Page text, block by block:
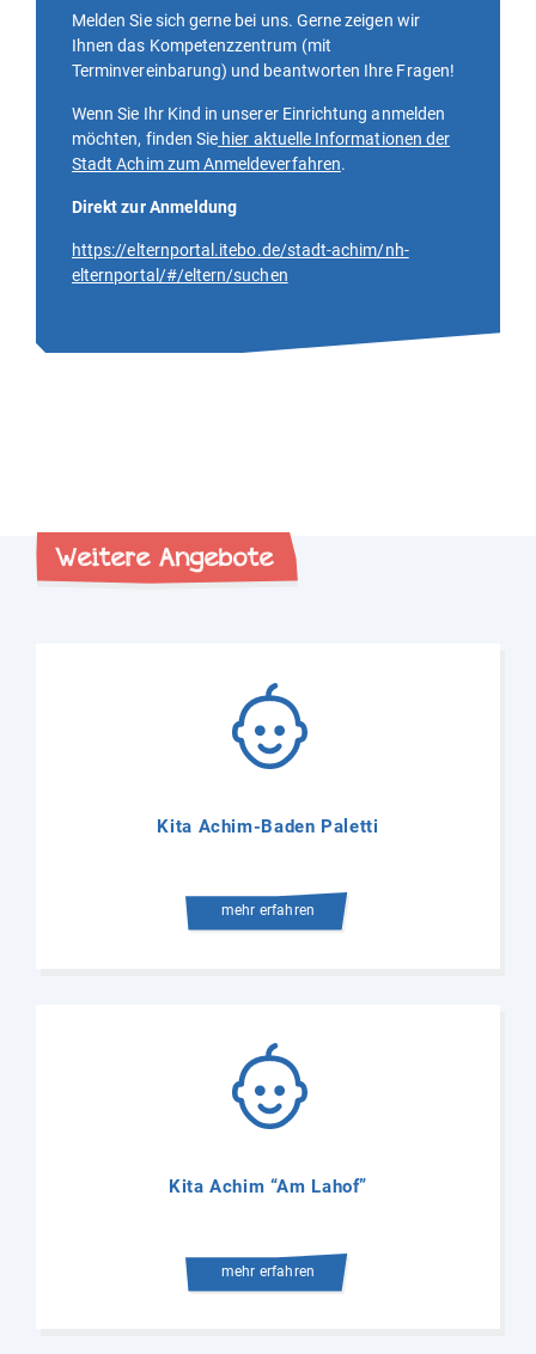
Melden Sie sich gerne bei uns. Gerne zeigen wir
Ihnen das Kompetenzzentrum (mit
Terminvereinbarung) und beantworten Ihre Fragen!
Wenn Sie Ihr Kind in unserer Einrichtung anmelden
möchten, finden Sie hier aktuelle Informationen der
Stadt Achim zum Anmeldeverfahren.
Direkt zur Anmeldung
https://elternportal.itebo.de/stadt-achim/nh-
elternportal/#/eltern/suchen
Weitere Angebote
Kita Achim-Baden Paletti
mehr erfahren
Kita Achim “Am Lahof”
mehr erfahren